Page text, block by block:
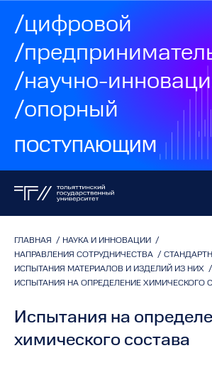
/цифровой
/
/научно-
/опорный
ПОСТУПАЮЩИМ
ГЛАВНАЯ / НАУКА И ИННОВАЦИИ /
НАПРАВЛЕНИЯ СОТРУДНИЧЕСТВА /
ИСПЫТАНИЯ МАТЕРИАЛОВ И ИЗДЕЛИЙ ИЗ НИХ /
ИСПЫТАНИЯ НА ОПРЕДЕЛЕНИЕ ХИМИЧЕСКОГО
Испытания на
химического состава